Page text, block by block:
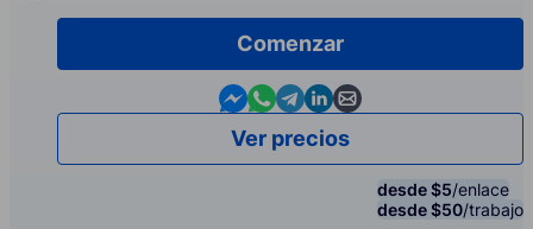
Comenzar
Contact us in Messenger
Contact us in WhatsApp
Contact us in Telegram
Contact us in Linkedin
Contact us by email
Ver precios
desde $5/enlace
desde $50/trabajo